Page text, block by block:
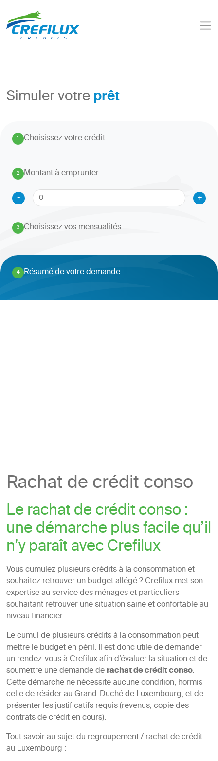
Simuler votreprêt
1. Choisissez votre crédit
2
.
Montant à emprunter
-
+
3
. Choisissez vos mensualités
4
. Résumé de votre demande
Rachat de crédit conso
Le rachat de crédit conso :
une démarche plus facile qu’il
n’y paraît avec Crefilux
Vous cumulez plusieurs crédits à la consommation et
souhaitez retrouver un budget allégé ? Crefilux met son
expertise au service des ménages et particuliers
souhaitant retrouver une situation saine et confortable au
niveau financier.
Le cumul de plusieurs crédits à la consommation peut
mettre le budget en péril. Il est donc utile de demander
un rendez-vous à Crefilux afin d’évaluer la situation et de
soumettre une demande derachat de crédit conso.
Cette démarche ne nécessite aucune condition, hormis
celle de résider au Grand-Duché de Luxembourg, et de
présenter les justificatifs requis (revenus, copie des
contrats de crédit en cours).
Tout savoir au sujet du regroupement / rachat de crédit
au Luxembourg :